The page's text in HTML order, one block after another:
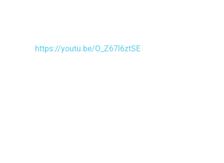
https://youtu.be/O_Z67l6ztSE